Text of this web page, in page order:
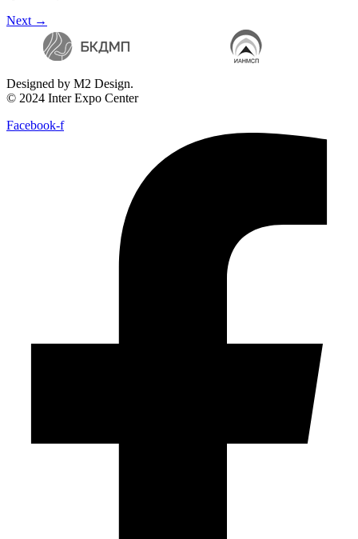
Next →
Designed by M2 Design.
© 2024 Inter Expo Center
Facebook-f